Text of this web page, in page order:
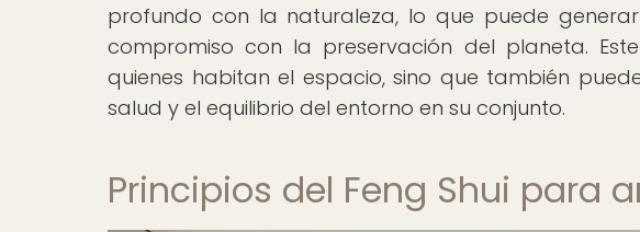
profundo con la naturaleza, lo que puede
compromiso con la preservación del planeta.
quienes habitan el espacio, sino que también
salud y el equilibrio del entorno en su conjunto.
Principios del Feng Shui para